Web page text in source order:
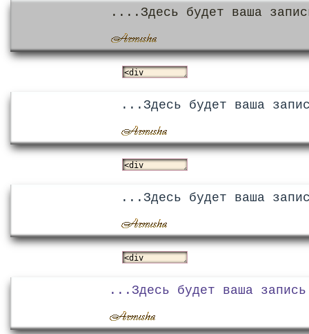
....Здесь будет ваша
...Здесь будет ваша
...Здесь будет ваша
...Здесь будет ваша